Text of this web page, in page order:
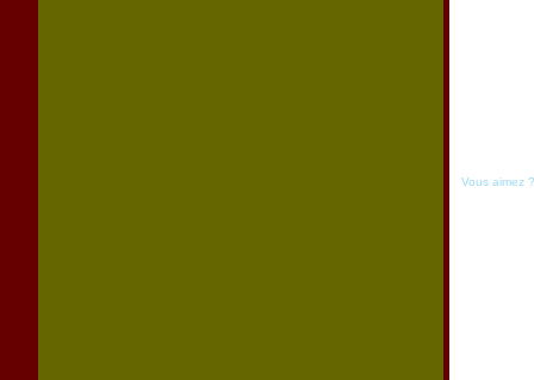
Vous aimez ?